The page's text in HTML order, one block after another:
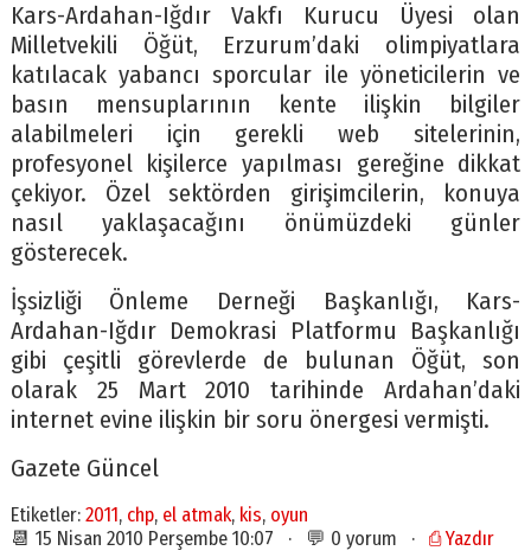
Kars-Ardahan-Iğdır Vakfı Kurucu Üyesi olan
Milletvekili Öğüt, Erzurum’daki olimpiyatlara
katılacak yabancı sporcular ile yöneticilerin ve
basın mensuplarının kente ilişkin bilgiler
alabilmeleri için gerekli web sitelerinin,
profesyonel kişilerce yapılması gereğine dikkat
çekiyor. Özel sektörden girişimcilerin, konuya
nasıl yaklaşacağını önümüzdeki günler
gösterecek.
İşsizliği Önleme Derneği Başkanlığı, Kars-
Ardahan-Iğdır Demokrasi Platformu Başkanlığı
gibi çeşitli görevlerde de bulunan Öğüt, son
olarak 25 Mart 2010 tarihinde Ardahan’daki
internet evine ilişkin bir soru önergesi vermişti.
Gazete Güncel
Etiketler: 2011, chp, el atmak, kis, oyun
📆 15 Nisan 2010 Perşembe 10:07 · 💬 0 yorum · ⎙ Yazdır